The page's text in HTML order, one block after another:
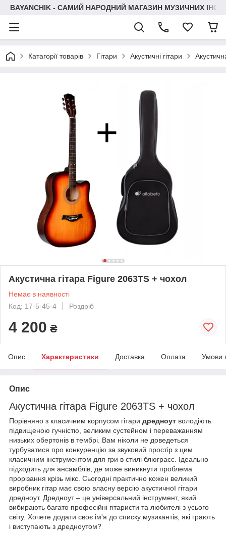
BAYANCHIK - САМИЙ НАРОДНИЙ МАГАЗИН МУЗИЧНИХ
Катагорії товарів Гітари Акустичні гітари
Акустична гітара Figure 2063TS + чохол
Немає в наявності
Код: 17-5-45-4
Роздріб
4 200 ₴
Опис Характеристики Доставка Оплата Умови
Опис
Акустична гітара Figure 2063TS + чохол
Порівняно з класичним корпусом гітари дредноут володіють
підвищеною гучністю, великим сустейном і переважанням
низьких обертонів в тембрі. Вам ніколи не доведеться
турбуватися про конкуренцію за звуковий простір з цим
класичним інструментом для гри в стилі блюграсс. Ідеально
підходить для ансамблів, де може виникнути проблема
прорізання крізь мікс. Сьогодні практично кожен великий
виробник гітар має свою власну версію акустичної гітари
дредноут. Дредноут – це універсальний інструмент, який
вибирають багато професійні гітаристи та любителі з усього
світу. Хочете додати своє ім'я до списку музикантів, які грають
і виступають з дредноутом?